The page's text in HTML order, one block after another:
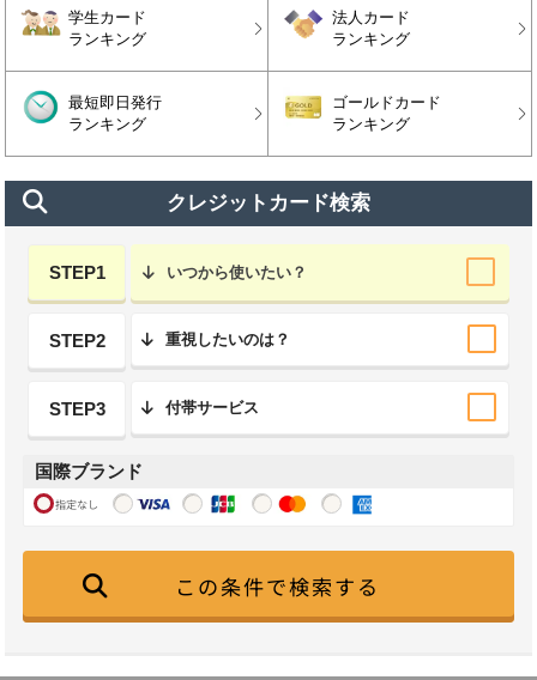
学生カード
ランキング
法人カード
ランキング
最短即日発行
ランキング
ゴールドカード
ランキング
クレジットカード検索
STEP1 いつから使いたい？
STEP2 重視したいのは？
STEP3 付帯サービス
国際ブランド
指定なし
この条件で検索する